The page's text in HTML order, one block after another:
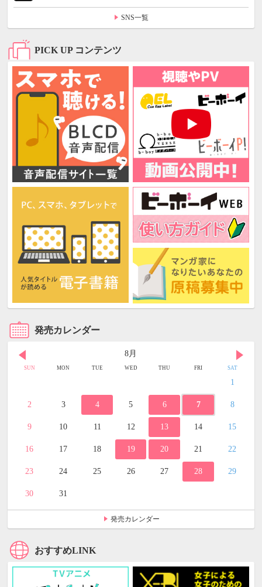
SNS一覧
PICK UP コンテンツ
発売カレンダー
8月
SUN MON TUE WED THU FRI SAT
1
2 3 4 5 6 7 8
9 10 11 12 13 14 15
16 17 18 19 20 21 22
23 24 25 26 27 28 29
30 31
発売カレンダー
おすすめLINK